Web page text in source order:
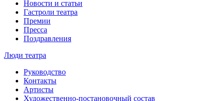
Новости и статьи
Гастроли театра
Премии
Пресса
Поздравления
Люди театра
Руководство
Контакты
Артисты
Художественно-постановочный состав